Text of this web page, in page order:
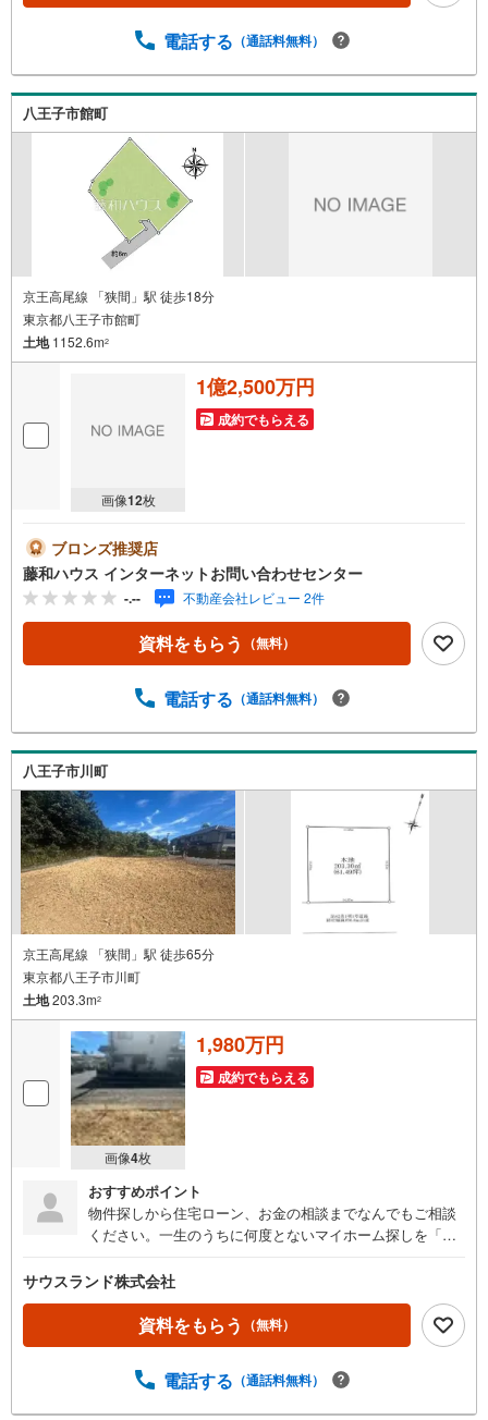
電話する （通話料無料）
八王子市館町
京王高尾線 「狭間」駅 徒歩18分
東京都八王子市館町
土地1152.6m2
画像12枚
1億2,500万円
成約でもらえる
ブロンズ推奨店
藤和ハウス インターネットお問い合わせセンター
-.-- 不動産会社レビュー 2件
資料をもらう （無料）
電話する （通話料無料）
八王子市川町
京王高尾線 「狭間」駅 徒歩65分
東京都八王子市川町
土地203.3m2
画像4枚
1,980万円
成約でもらえる
おすすめポイント
物件探しから住宅ローン、お金の相談までなんでもご相談
ください。一生のうちに何度とないマイホーム探しを「楽
契約とサポートさせていただきます。まずはお気軽にお問
い合わせください。
サウスランド株式会社
資料をもらう （無料）
電話する （通話料無料）